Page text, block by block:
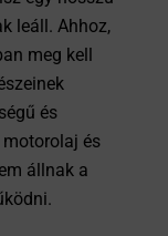
leáll. Ahhoz,
meg kell
és
és
állnak a